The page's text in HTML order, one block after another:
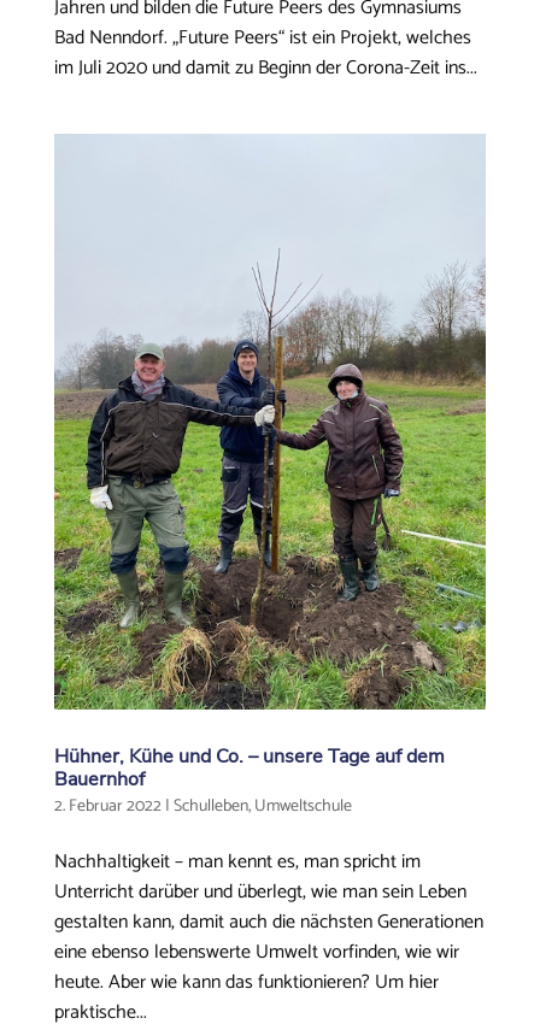
Jahren und bilden die Future Peers des Gymnasiums
Bad Nenndorf. „Future Peers“ ist ein Projekt, welches
im Juli 2020 und damit zu Beginn der Corona-Zeit ins...
Hühner, Kühe und Co. – unsere Tage auf dem
Bauernhof
2. Februar 2022|Schulleben,Umweltschule
Nachhaltigkeit – man kennt es, man spricht im
Unterricht darüber und überlegt, wie man sein Leben
gestalten kann, damit auch die nächsten Generationen
eine ebenso lebenswerte Umwelt vorfinden, wie wir
heute. Aber wie kann das funktionieren? Um hier
praktische...